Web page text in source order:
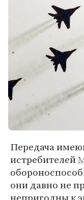
Передача
истребителей
они давно не